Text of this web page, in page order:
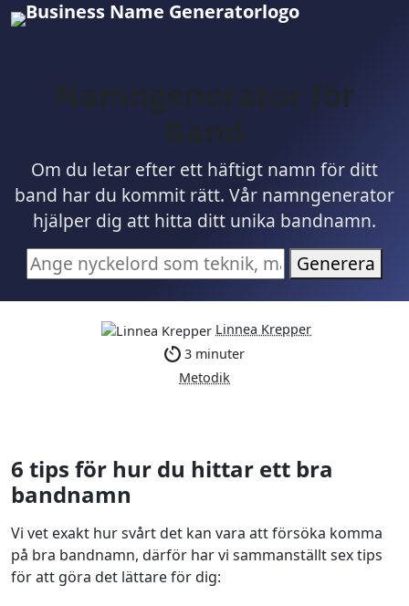
Namngenerator för
Band
Om du letar efter ett häftigt namn för ditt
band har du kommit rätt. Vår namngenerator
hjälper dig att hitta ditt unika bandnamn.
Generera
Linnea Krepper
3 minuter
Metodik
6 tips för hur du hittar ett bra
bandnamn
Vi vet exakt hur svårt det kan vara att försöka komma
på bra bandnamn, därför har vi sammanställt sex tips
för att göra det lättare för dig: